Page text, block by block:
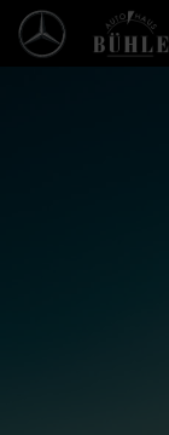
Zum